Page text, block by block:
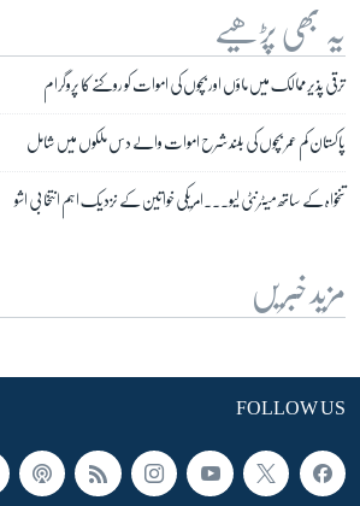
یہ بھی پڑھیے
ترقی پذیر ممالک میں ماؤں اور بچوں کی اموات کو روکنے کا پروگرام
پاکستان کم عمر بچوں کی بلند شرح اموات والے دس ملکوں میں شامل
تنخواہ کے ساتھ میٹرنٹی لیو۔۔۔امریکی خواتین کے نزدیک اہم انتخابی اشو
مزید خبریں
FOLLOW US